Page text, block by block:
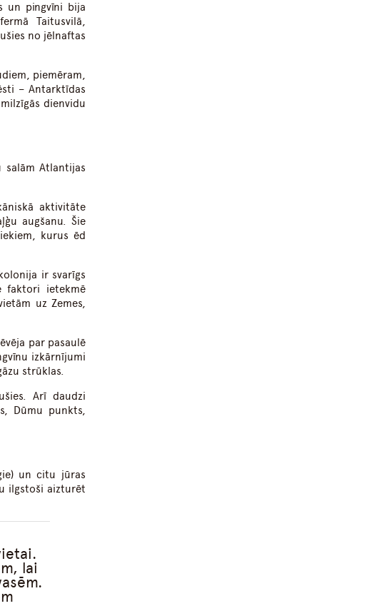
un pingvīni bija
Taitusvilā,
no jēlnaftas
piemēram,
– Antarktīdas
dienvidu
salām Atlantijas
aktivitāte
augšanu. Šie
kurus ēd
ir svarīgs
faktori ietekmē
uz Zemes,
par pasaulē
izkārnījumi
strūklas.
Arī daudzi
Dūmu punkts,
un citu jūras
ilgstoši aizturēt
lai